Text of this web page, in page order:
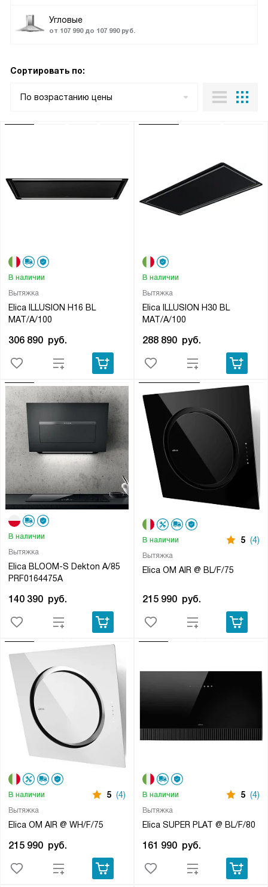
Угловые
от 107 990 до 107 990 руб.
Сортировать по:
По возрастанию цены
Вытяжка
Elica ILLUSION H16 BL
MAT/A/100
В наличии
306 890 руб.
Вытяжка
Elica ILLUSION H30 BL
MAT/A/100
В наличии
288 890 руб.
Вытяжка
Elica BLOOM-S Dekton A/85
PRF0164475A
В наличии
140 390 руб.
Вытяжка
Elica OM AIR @ BL/F/75
В наличии 5 (4)
215 990 руб.
Вытяжка
Elica OM AIR @ WH/F/75
В наличии 5 (4)
215 990 руб.
Вытяжка
Elica SUPER PLAT @ BL/F/80
В наличии 5 (4)
161 990 руб.